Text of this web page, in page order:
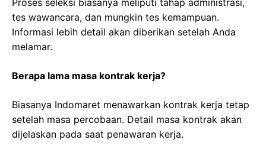
tes wawancara, dan mungkin tes kemampuan.
Informasi lebih detail akan diberikan setelah Anda
melamar.
Berapa lama masa kontrak kerja?
Biasanya Indomaret menawarkan kontrak kerja tetap
setelah masa percobaan. Detail masa kontrak akan
dijelaskan pada saat penawaran kerja.